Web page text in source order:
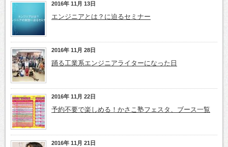
2016年 11月 13日
エンジニアとは？に迫るセミナー
2016年 11月 28日
踊る工業系エンジニアライターになった日
2016年 11月 22日
予約不要で楽しめる！かさこ塾フェスタ、ブース一覧
2016年 11月 21日